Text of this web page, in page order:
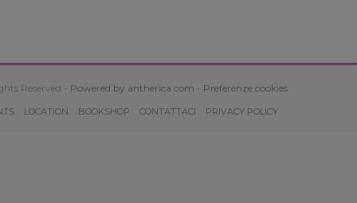
Reserved - Powered by antherica.com - Preferenze cookies
LOCATION BOOKSHOP CONTATTACI PRIVACY POLICY